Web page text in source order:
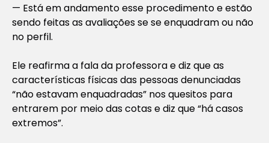
— Está em andamento esse procedimento e estão
sendo feitas as avaliações se se enquadram ou não
no perfil.
Ele reafirma a fala da professora e diz que as
características físicas das pessoas denunciadas
“não estavam enquadradas” nos quesitos para
entrarem por meio das cotas e diz que “há casos
extremos”.